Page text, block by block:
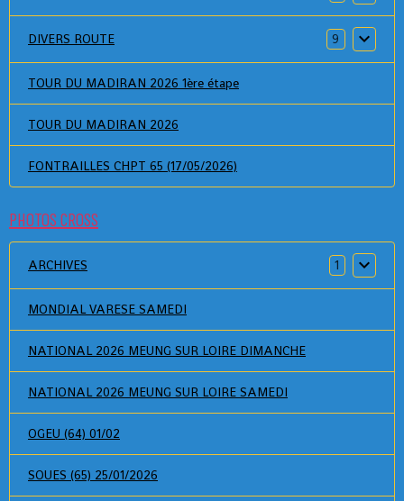
DIVERS ROUTE 9
TOUR DU MADIRAN 2026 1ère étape
TOUR DU MADIRAN 2026
FONTRAILLES CHPT 65 (17/05/2026)
PHOTOS CROSS
ARCHIVES 1
MONDIAL VARESE SAMEDI
NATIONAL 2026 MEUNG SUR LOIRE DIMANCHE
NATIONAL 2026 MEUNG SUR LOIRE SAMEDI
OGEU (64) 01/02
SOUES (65) 25/01/2026